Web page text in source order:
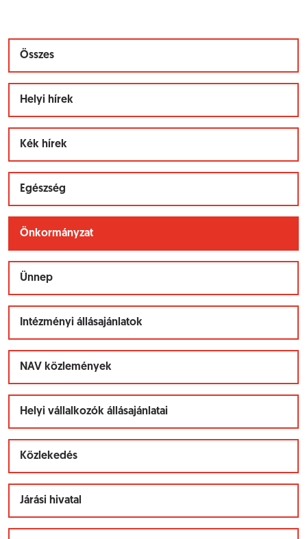
Összes
Helyi hírek
Kék hírek
Egészség
Önkormányzat
Ünnep
Intézményi állásajánlatok
NAV közlemények
Helyi vállalkozók állásajánlatai
Közlekedés
Járási hivatal